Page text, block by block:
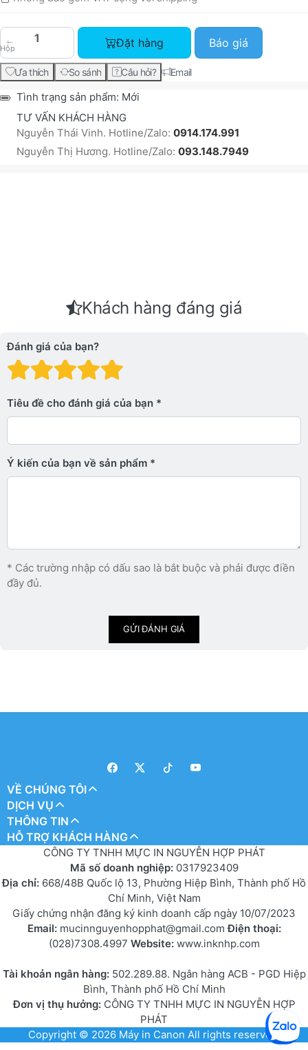
Hộp
HP 37X High Yield Black Original LaserJet
Đặt hàng Báo giá
Ưa thích So sánh Câu hỏi? Email
Tình trạng sản phẩm: Mới
TƯ VẤN KHÁCH HÀNG
Nguyễn Thái Vinh. Hotline/Zalo: 0914.174.991
Nguyễn Thị Hương. Hotline/Zalo: 093.148.7949
Khách hàng đáng giá
Đánh giá của bạn?
Đánh giá: 4 trên 5
Đánh giá: 3 trên 5 sao.
Đánh giá: 2 trên 5 sao.
Đánh giá: 1 trên 5 sao. Xấu
Tiêu đề cho đánh giá của bạn
Ý kiến ​​của bạn về sản phẩm
* Các trường nhập có dấu sao là bắt buộc và phải được điền
đầy đủ.
GỬI ĐÁNH GIÁ
VỀ CHÚNG TÔI
DỊCH VỤ
THÔNG TIN
HỖ TRỢ KHÁCH HÀNG
CÔNG TY TNHH MỰC IN NGUYỄN HỢP PHÁT
Mã số doanh nghiệp: 0317923409
Địa chỉ: 668/48B Quốc lộ 13, Phường Hiệp Bình, Thành phố Hồ
Chí Minh, Việt Nam
Giấy chứng nhận đăng ký kinh doanh cấp ngày 10/07/2023
Email: mucinnguyenhopphat@gmail.comĐiện thoại:
(028)7308.4997 Website: www.inknhp.com
Tài khoản ngân hàng: 502.289.88. Ngân hàng ACB - PGD Hiệp
Bình, Thành phố Hồ Chí Minh
Đơn vị thụ hưởng:CÔNG TY TNHH MỰC IN NGUYỄN HỢP
PHÁT
Copyright © 2026 Máy in Canon All rights reserved.